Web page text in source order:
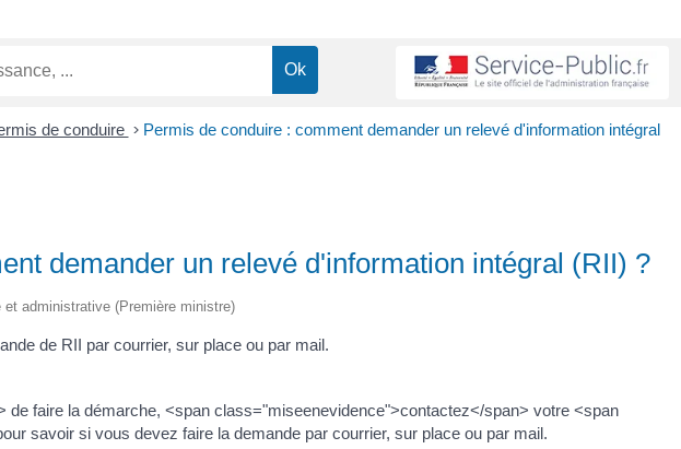
de conduire > Permis de conduire : comment demander un relevé d'information intégral
demander un relevé d'information intégral (RII) ?
administrative (Première ministre)
de RII par courrier, sur place ou par mail.
faire la démarche, <span class="miseenevidence">contactez</span> votre <span
savoir si vous devez faire la demande par courrier, sur place ou par mail.